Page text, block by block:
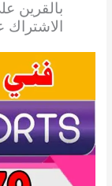
الاشتراك